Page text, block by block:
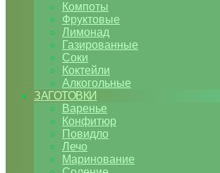
Компоты
Фруктовые
Лимонад
Газированные
Соки
Коктейли
Алкогольные
ЗАГОТОВКИ
Варенье
Конфитюр
Повидло
Лечо
Маринование